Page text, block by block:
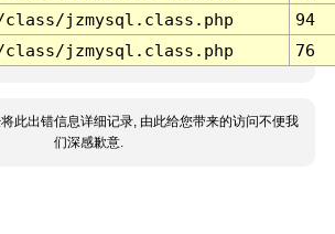
class/jzmysql.class.php
94
class/jzmysql.class.php 76
此出错信息详细记录, 由此给您带来的访问不便我
们深感歉意.